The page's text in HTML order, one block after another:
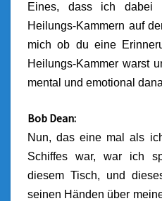
Eines, dass ich dabei
Heilungs-Kammern auf
mich ob du eine
Heilungs-Kammer warst
mental und emotional
Bob Dean:
Nun, das eine mal als
Schiffes war, war ich
diesem Tisch, und
seinen Händen über